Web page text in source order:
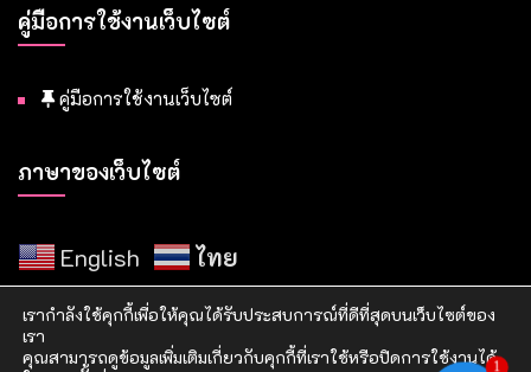
คู่มือการใช้งานเว็บไซต์
คู่มือการใช้งานเว็บไซต์
ภาษาของเว็บไซต์
English ไทย
เรากำลังใช้คุกกี้เพื่อให้คุณได้รับประสบการณ์ที่ดีที่สุดบนเว็บไซต์ของ
เรา
คุณสามารถดูข้อมูลเพิ่มเติมเกี่ยวกับคุกกี้ที่เราใช้หรือปิดการใช้งานได้